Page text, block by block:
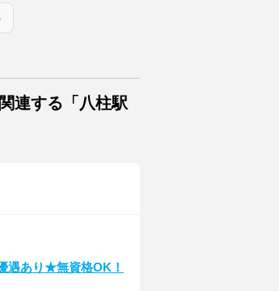
連する「八柱駅
遇あり★無資格OK！